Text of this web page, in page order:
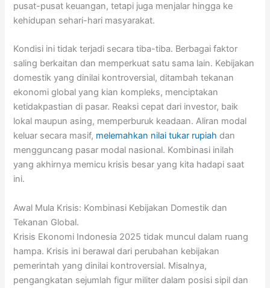
pusat-pusat keuangan, tetapi juga menjalar hingga ke
kehidupan sehari-hari masyarakat.
Kondisi ini tidak terjadi secara tiba-tiba. Berbagai faktor
saling berkaitan dan memperkuat satu sama lain. Kebijakan
domestik yang dinilai kontroversial, ditambah tekanan
ekonomi global yang kian kompleks, menciptakan
ketidakpastian di pasar. Reaksi cepat dari investor, baik
lokal maupun asing, memperburuk keadaan. Aliran modal
keluar secara masif, melemahkan nilai tukar rupiah dan
mengguncang pasar modal nasional. Kombinasi inilah
yang akhirnya memicu krisis besar yang kita hadapi saat
ini.
Awal Mula Krisis: Kombinasi Kebijakan Domestik dan
Tekanan Global.
Krisis Ekonomi Indonesia 2025 tidak muncul dalam ruang
hampa. Krisis ini berawal dari perubahan kebijakan
pemerintah yang dinilai kontroversial. Misalnya,
pengangkatan sejumlah figur militer dalam posisi sipil dan